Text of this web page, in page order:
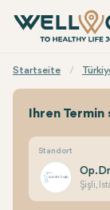
Startseite
Ihren
Standort
Şişli,